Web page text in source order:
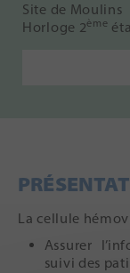
Site de Moulins
Horloge 2ème
La cellule
Assurer
suivi des